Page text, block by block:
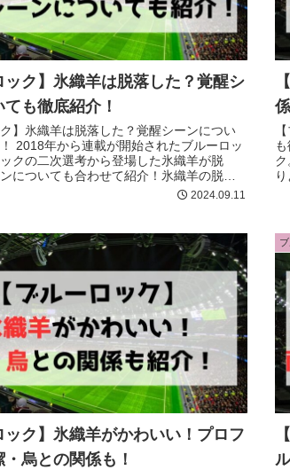
ック】氷織羊は脱落した？覚醒シ
も徹底紹介！
ク】氷織羊は脱落した？覚醒シーンについ
2018年から連載が開始されたブルーロッ
クの二次選考から登場した氷織羊が脱
についても合わせて紹介！氷織羊の脱落
2024.09.11
ック】氷織羊がかわいい！プロフ
烏との関係も！